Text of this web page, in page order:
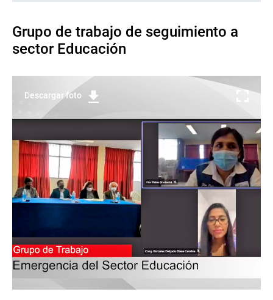
Grupo de trabajo de seguimiento a
sector Educación
Descargar foto